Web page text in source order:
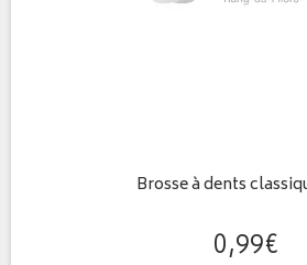
Brosse à dents
0,99€